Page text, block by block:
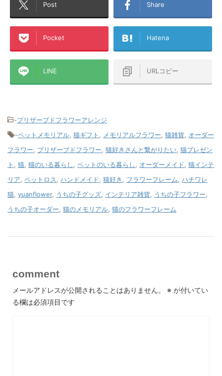
Post Share
Pocket Hatena
LINE URLコピー
-プリザーブドフラワーアレンジ
-ペットメモリアル, 猫ギフト , メモリアルフラワー, 猫雑貨, オーダー
フラワー, プリザーブドフラワー, 猫好きさんと繋がりたい, 猫プレゼン
ト , 猫, 猫のいる暮らし, ペットのいる暮らし, オーダーメイド, 猫インテ
リア, ペットロス, ハンドメイド, 猫好き , フラワーフレーム, ハチワレ
猫, yuanflower, うちの子グッズ, インテリア雑貨, うちの子フラワー,
うちの子オーダー, 猫のメモリアル, 猫のフラワーフレーム
comment
メールアドレスが公開されることはありません。 ※ が付いてい
る欄は必須項目です